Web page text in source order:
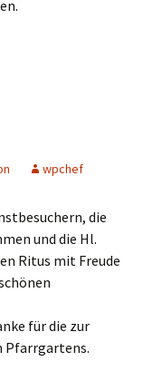
wpchef
die
und die Hl.
Ritus mit Freude
für die zur
Pfarrgartens.